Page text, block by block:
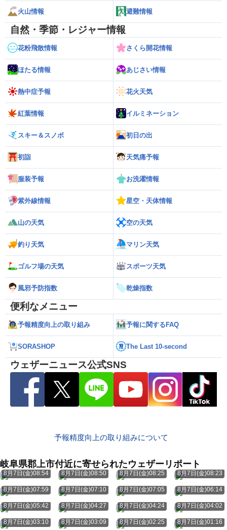
火山情報 避難情報
自然・季節・レジャー情報
花粉飛散情報 さくら開花情報
ほたる情報 あじさい情報
熱中症予報 花火天気
紅葉情報 イルミネーション
スキー＆スノボ 初日の出
初詣 天気痛予報
服装予報 お洗濯情報
紫外線情報 星空・天体情報
山の天気 空の天気
釣り天気 マリン天気
ゴルフ場の天気 スポーツ天気
風邪予防指数 乾燥指数
便利なメニュー
予報精度向上の取り組み 予報に関するFAQ
SORASHOP The Last 10-second
ウェザーニュース公式SNS
予報精度向上の取り組みについて
岐阜県郡上市付近に寄せられたウェザーリポート
8月7日(金)08:54 8月7日(金)08:50 8月7日(金)08:25 8月7日(金)08:23
8月7日(金)07:59 8月7日(金)07:10 8月7日(金)07:05 8月7日(金)06:14
8月7日(金)05:42 8月7日(金)04:27 8月7日(金)04:24 8月7日(金)04:02
8月7日(金)03:10 8月7日(金)03:09 8月7日(金)02:25 8月7日(金)01:16